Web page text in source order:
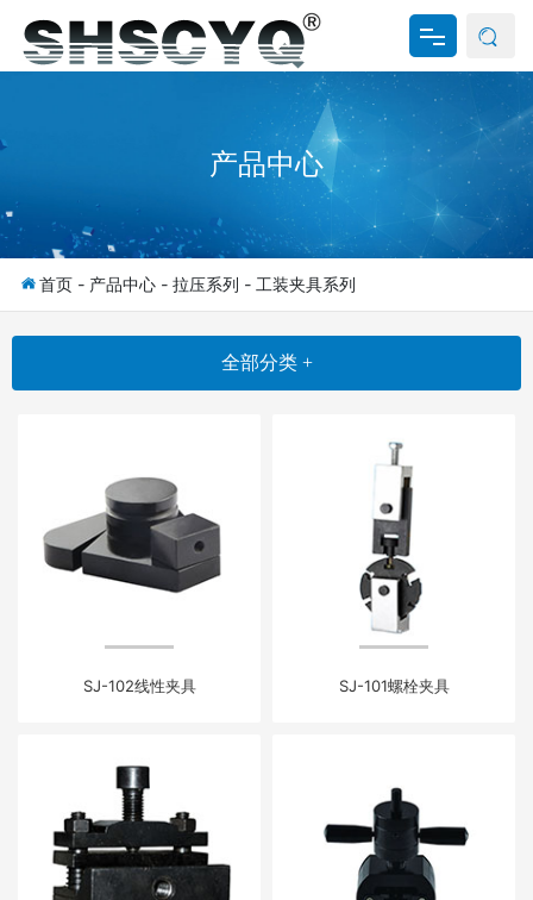
产品中心
新闻资讯
产品中心
首页 - 产品中心 - 拉压系列 - 工装夹具系列
全部分类 +
SJ-102线性夹具 SJ-101螺栓夹具